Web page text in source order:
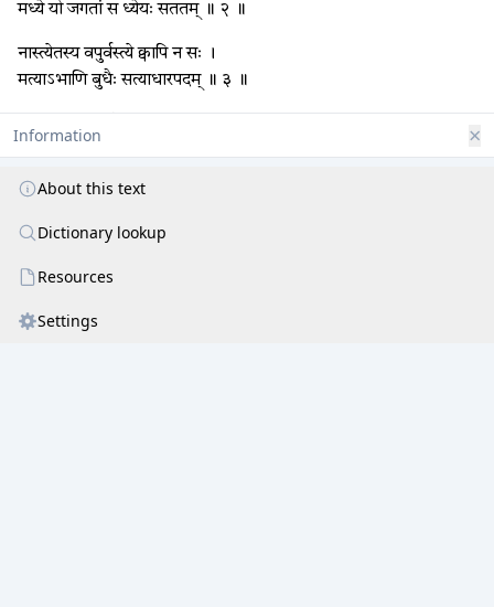
मध्ये यो जगतां स ध्येयः सततम् ॥ २ ॥
नास्त्येतस्य वपुर्वस्त्ये क्वापि न सः ।
मत्याऽभाणि बुधैः सत्याधारपदम् ॥ ३ ॥
सोऽणुः स्यादणुतो धातैषां जगताम् ।
तच्छक्तिर्महतो विज्ञेया महती ॥ ५ ॥
गत्वा तिष्ठति ना यत्स्वं हार्दपदम् ।
आत्मानं जगतां राजानं पितरम् ।
Information ×
About this text
Dictionary lookup
Resources
Settings